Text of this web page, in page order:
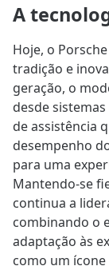
A
Hoje, o
tradição e
geração, o
desde
de assistência
desempenho
para uma
Mantendo-se
continua a
combinando o
adaptação às
como um